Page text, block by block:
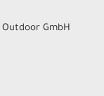
Outdoor GmbH